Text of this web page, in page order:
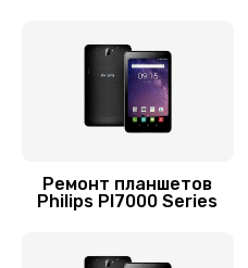
Ремонт
Ремонт планшетов
Philips PI7000 Series